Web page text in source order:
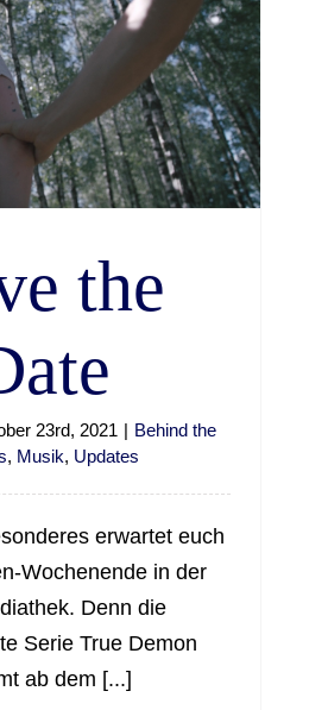
the
23rd, 2021 | Behind the
, Musik, Updates
erwartet euch
Wochenende in der
Denn die
Serie True Demon
ab dem [...]